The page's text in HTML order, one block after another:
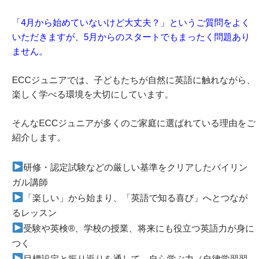
「4月から始めていないけど大丈夫？」というご質問をよく
いただきますが、5月からのスタートでもまったく問題あり
ません。
ECCジュニアでは、子どもたちが自然に英語に触れながら、
楽しく学べる環境を大切にしています。
そんなECCジュニアが多くのご家庭に選ばれている理由をご
紹介します。
研修・認定試験などの厳しい基準をクリアしたバイリン
ガル講師
「楽しい」から始まり、「英語で知る喜び」へとつなが
るレッスン
受験や英検®、学校の授業、将来にも役立つ英語力が身に
つく